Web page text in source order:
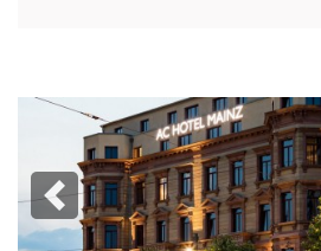
Previous